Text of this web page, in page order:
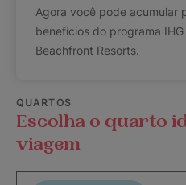
Agora você pode acumular
benefícios do programa
Beachfront Resorts.
QUARTOS
Escolha o quarto
viagem